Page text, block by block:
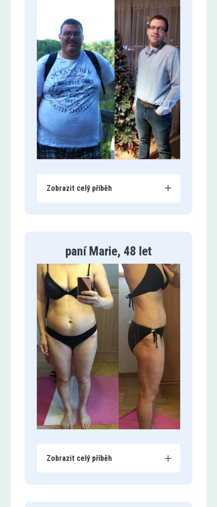
Zobrazit celý příběh
paní Marie, 48 let
Zobrazit celý příběh